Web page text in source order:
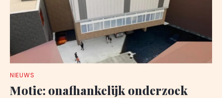
NIEUWS
Motie: onafhankelijk onderzoek